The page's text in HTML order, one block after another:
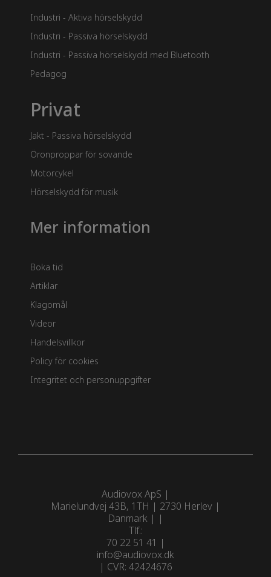
Industri - Aktiva hörselskydd
Industri - Passiva hörselskydd
Industri - Passiva hörselskydd med Bluetooth
Pedagog
Privat
Jakt - Passiva hörselskydd
Öronproppar för sovande
Motorcykel
Hörselskydd för musik
Mer information
Boka tid
Artiklar
Klagomål
Videor
Handelsvillkor
Policy för cookies
Integritet och personuppgifter
Audiovox ApS
Marielundvej 43B, 1TH | 2730 Herlev |
Danmark |
Tlf.:
70 22 51 41
info@audiovox.dk
| CVR: 42424676